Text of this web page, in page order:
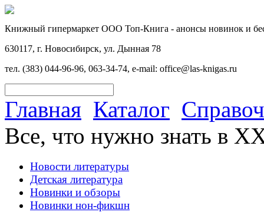
Книжный гипермаркет ООО Топ-Книга - анонсы новинок и
630117, г. Новосибирск, ул. Дынная 78
тел. (383) 044-96-96, 063-34-74, e-mail: office@las-knigas.ru
Главная Каталог
Все, что нужно знать в
Новости литературы
Детская литература
Новинки и обзоры
Новинки нон-фикшн